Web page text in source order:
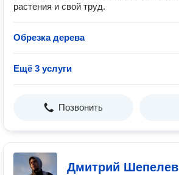
растения и свой труд.
Обрезка дерева
Ещё 3 услуги
Позвонить
Дмитрий Шепелев